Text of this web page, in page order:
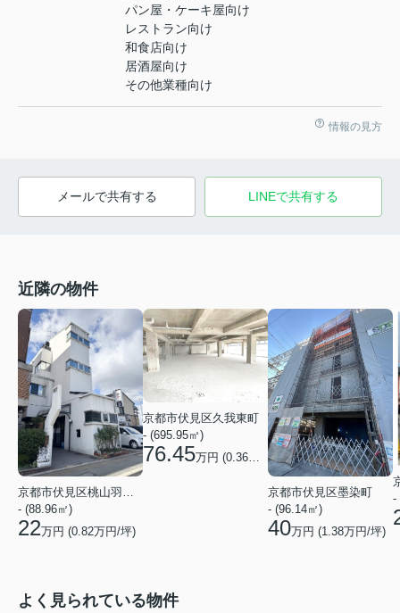
パン屋・ケーキ屋向け
レストラン向け
和食店向け
居酒屋向け
その他業種向け
情報の見方
メールで共有する LINEで共有する
近隣の物件
京都市伏見区桃山羽柴長吉東町
- (88.96㎡)
22万円 (0.82万円/坪)
京都市伏見区久我東町
- (695.95㎡)
76.45万円 (0.36万円/坪)
京都市伏見区墨染町
- (96.14㎡)
40万円 (1.38万円/坪)
-
よく見られている物件